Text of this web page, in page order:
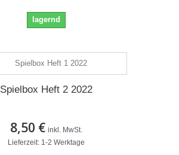
lagernd
Spielbox Heft 2 2022
8,50 € inkl. MwSt.
Lieferzeit: 1-2 Werktage